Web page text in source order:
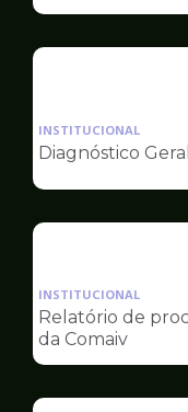
INSTITUCIONAL
Diagnóstico
INSTITUCIONAL
Relatório de
da Comaiv